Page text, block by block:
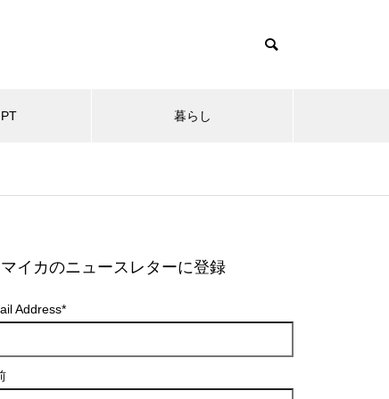
暮らし
マイカのニュースレターに登録
Address*